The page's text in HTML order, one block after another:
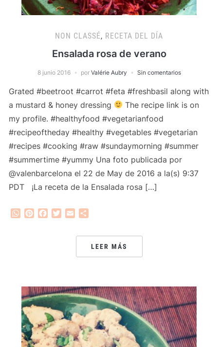
NON CLASSÉ, RECETA DEL DÍA
Ensalada rosa de verano
8 junio 2016 por Valérie Aubry Sin comentarios
Grated #beetroot #carrot #feta #freshbasil along with
a mustard & honey dressing
The recipe link is on
my profile. #healthyfood #vegetarianfood
#recipeoftheday #healthy #vegetables #vegetarian
#recipes #cooking #raw #sundaymorning #summer
#summertime #yummy Una foto publicada por
@valenbarcelona el 22 de May de 2016 a la(s) 9:37
PDT ¡La receta de la Ensalada rosa […]
WhatsApp
PinterestFacebook
Twitter
Email
LEER MÁS